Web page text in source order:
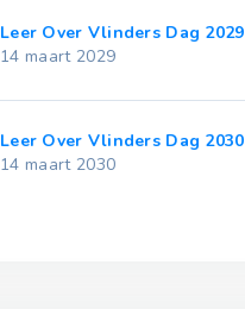
Leer Over Vlinders Dag 2029
14 maart 2029
Leer Over Vlinders Dag 2030
14 maart 2030